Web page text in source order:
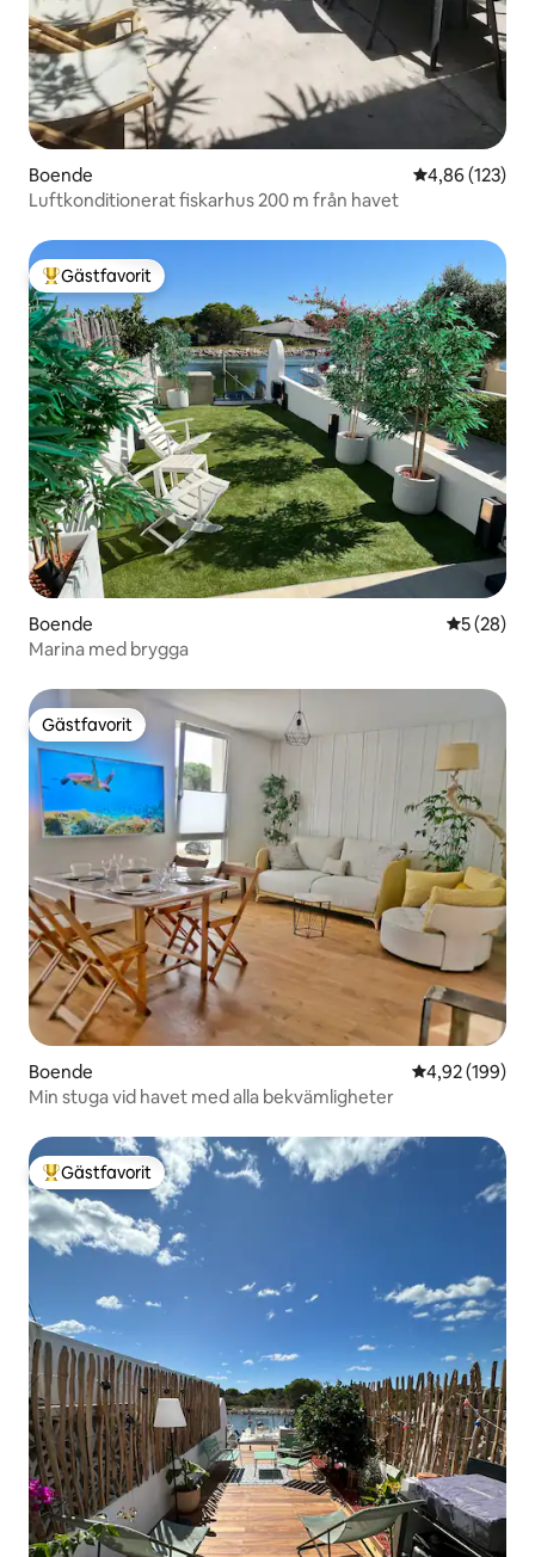
Boende 4,86 av 5 i
4,86 (123)
Luftkonditionerat fiskarhus 200 m från havet
Populär gästfavorit
Gästfavorit
Boende 5 av 5 i
5 (28)
Marina med brygga
Gästfavorit
Gästfavorit
Boende 4,92 av 5 i
4,92 (199)
Min stuga vid havet med alla bekvämligheter
Populär gästfavorit
Gästfavorit